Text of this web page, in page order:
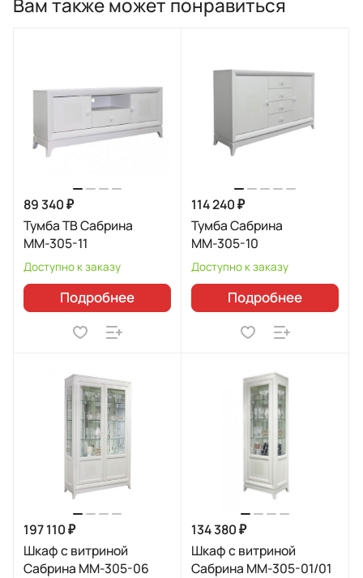
89 340 ₽
Тумба ТВ Сабрина
ММ-305-11
Доступно к заказу
Подробнее
114 240 ₽
Тумба Сабрина
ММ-305-10
Доступно к заказу
Подробнее
197 110 ₽
Шкаф с витриной
Сабрина ММ-305-06
134 380 ₽
Шкаф с витриной
Сабрина ММ-305-01/01